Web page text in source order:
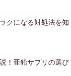
クになる対処法を知
！亜鉛サプリの選び